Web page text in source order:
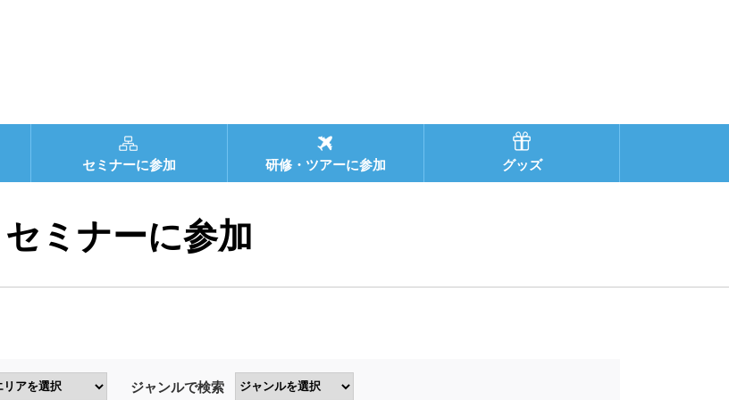
セミナーに参加 研修・ツアーに参加 グッズ
セミナーに参加
ジャンルで検索